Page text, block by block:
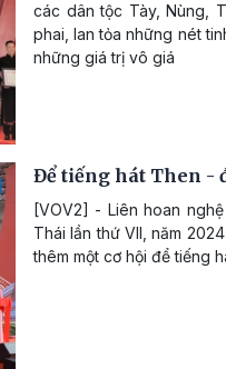
các dân tộc Tày, Nùng,
phai, lan tỏa những nét
những giá trị vô giá
Để tiếng hát Then -
[VOV2] - Liên hoan
Thái lần thứ VII, năm
thêm một cơ hội để tiếng